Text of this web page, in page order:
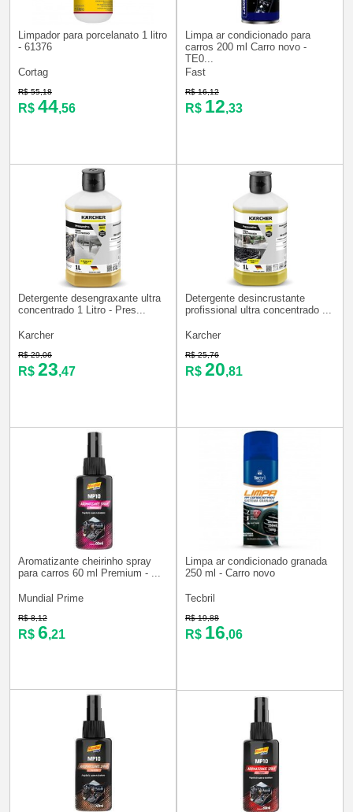
Limpador para porcelanato 1 litro
- 61376
Cortag
R$ 55,18
R$ 44,56
Limpa ar condicionado para
carros 200 ml Carro novo -
TE0...
Fast
R$ 16,12
R$ 12,33
Detergente desengraxante ultra
concentrado 1 Litro - Pres...
Karcher
R$ 29,06
R$ 23,47
Detergente desincrustante
profissional ultra concentrado ...
Karcher
R$ 25,76
R$ 20,81
Aromatizante cheirinho spray
para carros 60 ml Premium - ...
Mundial Prime
R$ 8,12
R$ 6,21
Limpa ar condicionado granada
250 ml - Carro novo
Tecbril
R$ 19,88
R$ 16,06